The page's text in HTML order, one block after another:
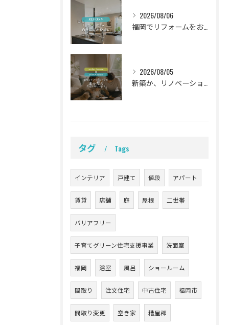
2026/08/06
福岡でリフォームをお考えの方、必見。
2026/08/05
新築か、リノベーションか。
タグ Tags
インテリア 戸建て 値段 アパート
賃貸 店舗 庭 屋根 二世帯
バリアフリー
子育てグリーン住宅支援事業 洗面室
福岡 浴室 風呂 ショールーム
間取り 注文住宅 中古住宅 福岡市
間取り変更 空き家 糟屋郡